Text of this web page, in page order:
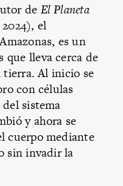
de El Planeta
el
es un
que lleva cerca de
tierra. Al inicio se
con células
sistema
y ahora se
cuerpo mediante
sin invadir la